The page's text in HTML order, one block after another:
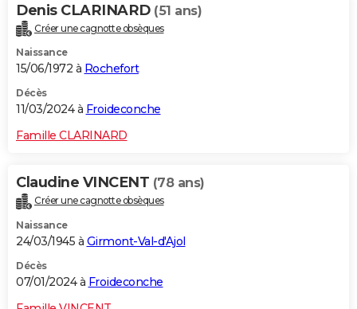
Denis CLARINARD (51 ans)
Créer une cagnotte obsèques
Naissance
15/06/1972 à Rochefort
Décès
11/03/2024 à Froideconche
Famille CLARINARD
Claudine VINCENT (78 ans)
Créer une cagnotte obsèques
Naissance
24/03/1945 à Girmont-Val-d'Ajol
Décès
07/01/2024 à Froideconche